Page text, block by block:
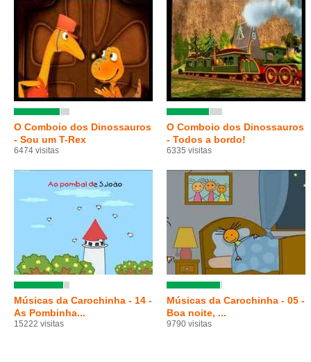
O Comboio dos Dinossauros
- Sou um T-Rex
6474 visitas
O Comboio dos Dinossauros
- Todos a bordo!
6335 visitas
Músicas da Carochinha - 14 -
As Pombinha...
15222 visitas
Músicas da Carochinha - 05 -
Boa noite, ...
9790 visitas